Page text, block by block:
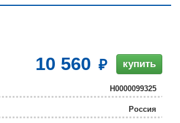
10 560 купить
Н0000099325
Россия